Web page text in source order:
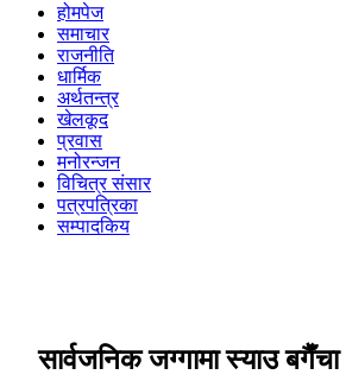
होमपेज
समाचार
राजनीति
धार्मिक
अर्थतन्त्र
खेलकूद
प्रवास
मनोरन्जन
विचित्र संसार
पत्रपत्रिका
सम्पादकिय
सार्वजनिक जग्गामा स्याउ बगैँचा